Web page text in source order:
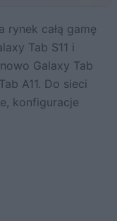
Tab S11 i
Galaxy Tab
A11. Do sieci
konfiguracje